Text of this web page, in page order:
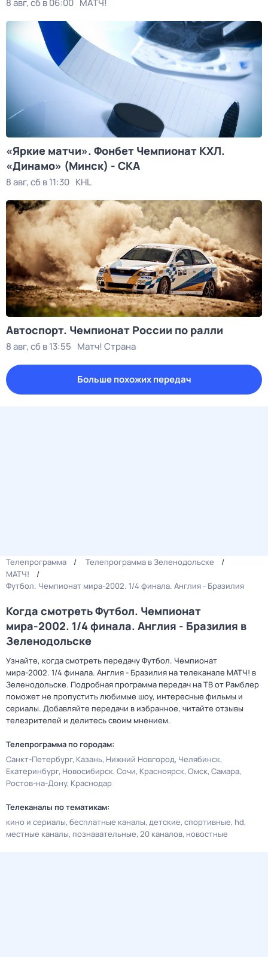
8 авг, сб в 06:00 МАТЧ!
«Яркие матчи». Фонбет Чемпионат КХЛ.
«Динамо» (Минск) - СКА
8 авг, сб в 11:30 KHL
Автоспорт. Чемпионат России по ралли
8 авг, сб в 13:55 Матч! Страна
Больше похожих передач
Телепрограмма
Телепрограмма в Зеленодольске
МАТЧ!
Футбол. Чемпионат мира-2002. 1/4 финала. Англия - Бразилия
Когда смотреть Футбол. Чемпионат
мира-2002. 1/4 финала. Англия - Бразилия в
Зеленодольске
Узнайте, когда смотреть передачу Футбол. Чемпионат
мира-2002. 1/4 финала. Англия - Бразилия на телеканале МАТЧ! в
Зеленодольске. Подробная программа передач на ТВ от Рамблер
поможет не пропустить любимые шоу, интересные фильмы и
сериалы. Добавляйте передачи в избранное, читайте отзывы
телезрителей и делитесь своим мнением.
Телепрограмма по городам:
Санкт-Петербург Казань Нижний Новгород Челябинск
Екатеринбург Новосибирск Сочи Красноярск Омск Самара
Ростов-на-Дону Краснодар
Телеканалы по тематикам:
кино и сериалы бесплатные каналы детские спортивные hd
местные каналы познавательные 20 каналов новостные